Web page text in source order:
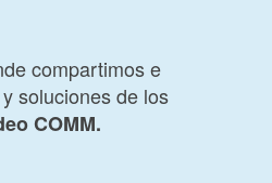
compartimos e
soluciones de los
COMM.